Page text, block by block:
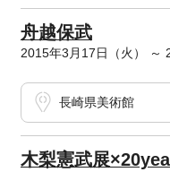
舟越保武
2015年3月17日（火） ～
長崎県美術館
木梨憲武展